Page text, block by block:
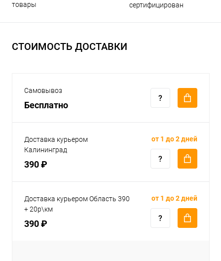
товары
сертифицирован
СТОИМОСТЬ ДОСТАВКИ
Самовывоз
Бесплатно
Доставка курьером
Калининград
390 ₽
от 1 до 2 дней
Доставка курьером Область 390
+ 20р\км
390 ₽
от 1 до 2 дней